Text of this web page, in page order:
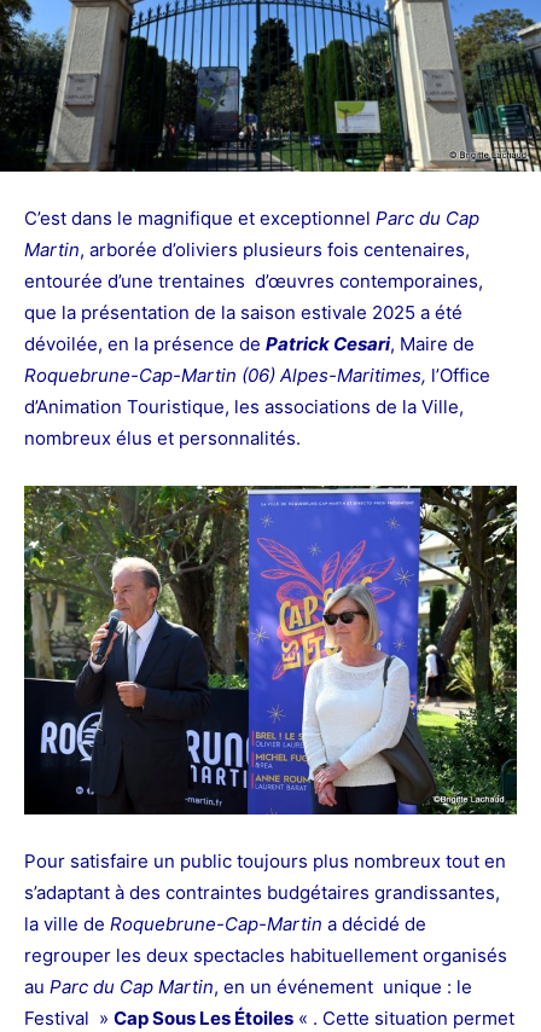
C’est dans le magnifique et exceptionnel Parc du Cap
Martin, arborée d’oliviers plusieurs fois centenaires,
entourée d’une trentaines d’œuvres contemporaines,
que la présentation de la saison estivale 2025 a été
dévoilée, en la présence de Patrick Cesari, Maire de
Roquebrune-Cap-Martin (06) Alpes-Maritimes, l’Office
d’Animation Touristique, les associations de la Ville,
nombreux élus et personnalités.
Pour satisfaire un public toujours plus nombreux tout en
s’adaptant à des contraintes budgétaires grandissantes,
la ville de Roquebrune-Cap-Martin a décidé de
regrouper les deux spectacles habituellement organisés
au Parc du Cap Martin, en un événement unique : le
Festival » Cap Sous Les Étoiles « . Cette situation permet